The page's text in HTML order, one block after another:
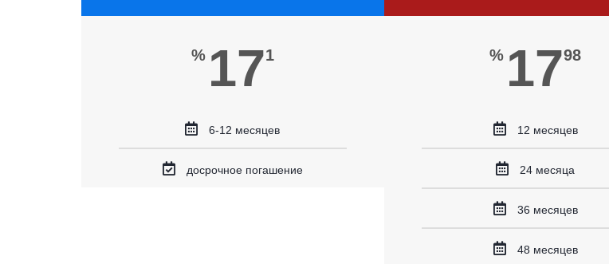
% 171
6-12 месяцев
досрочное погашение
% 1798
12 месяцев
24 месяца
36 месяцев
48 месяцев